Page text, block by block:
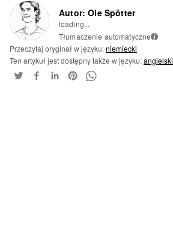
Autor: Ole Spötter
loading...
Tłumaczenie automatyczne i
Przeczytaj oryginał w języku:niemiecki
Ten artykuł jest dostępny także w języku:angielski